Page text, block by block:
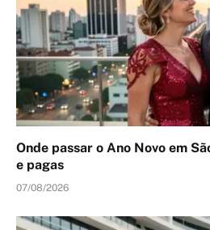
Onde passar o Ano Novo em
e pagas
07/08/2026